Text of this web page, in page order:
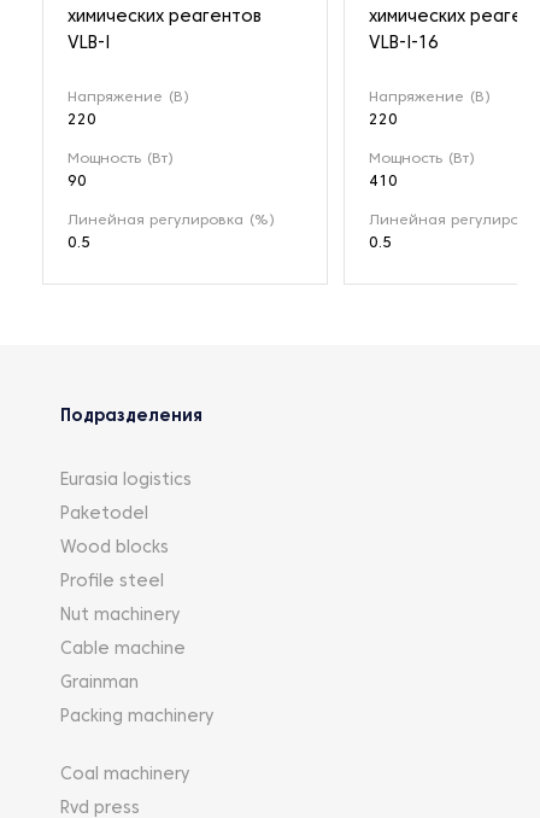
химических реагентов
VLB-I
Напряжение (В)
220
Мощность (Вт)
90
Линейная регулировка (%)
0.5
химических
VLB-I-16
Напряжение (В)
220
Мощность (Вт)
410
Линейная
0.5
Подразделения
Eurasia logistics
Paketodel
Wood blocks
Profile steel
Nut machinery
Cable machine
Grainman
Packing machinery
Coal machinery
Rvd press